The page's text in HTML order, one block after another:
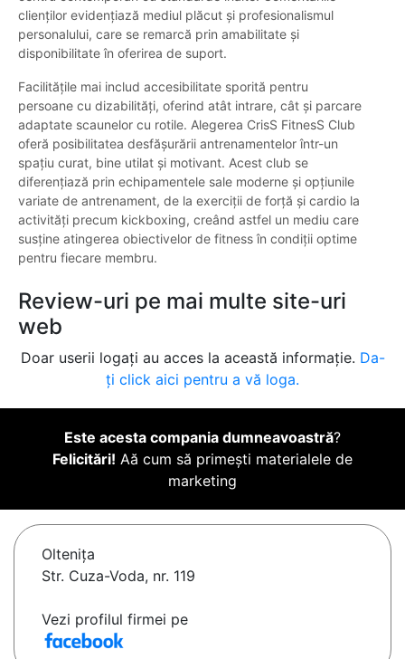
clienților evidențiază mediul plăcut și profesionalismul
personalului, care se remarcă prin amabilitate și
disponibilitate în oferirea de suport.
Facilitățile mai includ accesibilitate sporită pentru
persoane cu dizabilități, oferind atât intrare, cât și parcare
adaptate scaunelor cu rotile. Alegerea CrisS FitnesS Club
oferă posibilitatea desfășurării antrenamentelor într-un
spațiu curat, bine utilat și motivant. Acest club se
diferențiază prin echipamentele sale moderne și opțiunile
variate de antrenament, de la exerciții de forță și cardio la
activități precum kickboxing, creând astfel un mediu care
susține atingerea obiectivelor de fitness în condiții optime
pentru fiecare membru.
Review-uri pe mai multe site-uri
web
Doar userii logați au acces la această informație. Da-
ți click aici pentru a vă loga.
Este acesta compania dumneavoastră?
Felicitări! Aă cum să primești materialele de
marketing
Olteniţa
Str. Cuza-Voda, nr. 119
Vezi profilul firmei pe